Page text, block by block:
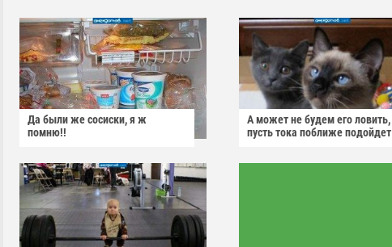
Да были же сосиски, я ж
помню!!
А может не будем его ловить,
пусть тока поближе подойдет